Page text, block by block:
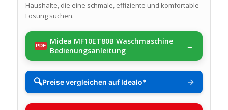
Haushalte, die eine schmale, effiziente und komfortable
Lösung suchen.
Midea MF10ET80B Waschmaschine
Bedienungsanleitung
🔍Preise vergleichen auf Idealo* →